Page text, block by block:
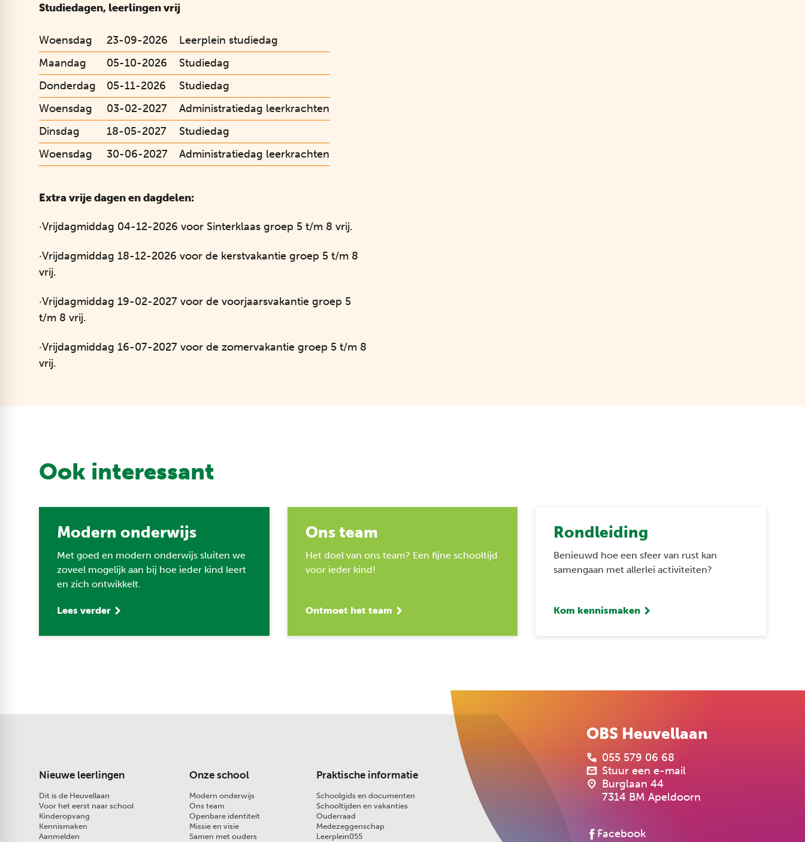
Studiedagen, leerlingen vrij
Woensdag 23-09-2026
Leerplein studiedag
Maandag
05-10-2026
Studiedag
Donderdag
05-11-2026
Studiedag
Woensdag
03-02-2027
Administratiedag leerkrachten
Dinsdag
18-05-2027
Studiedag
Woensdag
30-06-2027 Administratiedag leerkrachten
Extra vrije dagen en dagdelen:
·Vrijdagmiddag 04-12-2026 voor Sinterklaas groep 5 t/m 8 vrij.
·Vrijdagmiddag 18-12-2026 voor de kerstvakantie groep 5 t/m 8
vrij.
·Vrijdagmiddag 19-02-2027 voor de voorjaarsvakantie groep 5
t/m 8 vrij.
·Vrijdagmiddag 16-07-2027 voor de zomervakantie groep 5 t/m 8
vrij.
Ook interessant
Modern onderwijs
Met goed en modern onderwijs sluiten we
zoveel mogelijk aan bij hoe ieder kind leert
en zich ontwikkelt.
Lees verder
Ons team
Het doel van ons team? Een fijne schooltijd
voor ieder kind!
Ontmoet het team
Rondleiding
Benieuwd hoe een sfeer van rust kan
samengaan met allerlei activiteiten?
Kom kennismaken
Nieuwe leerlingen
Dit is de Heuvellaan
Voor het eerst naar school
Kinderopvang
Kennismaken
Aanmelden
Onze school
Modern onderwijs
Ons team
Openbare identiteit
Missie en visie
Samen met ouders
Praktische informatie
Schoolgids en documenten
Schooltijden en vakanties
Ouderraad
Medezeggenschap
Leerplein055
OBS Heuvellaan
055 579 06 68
Stuur een e-mail
Burglaan 44
7314 BM Apeldoorn
Facebook